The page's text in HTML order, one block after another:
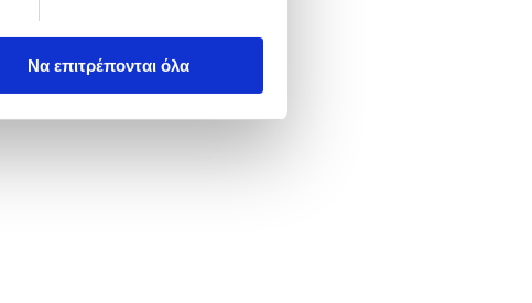
Να επιτρέπονται όλα